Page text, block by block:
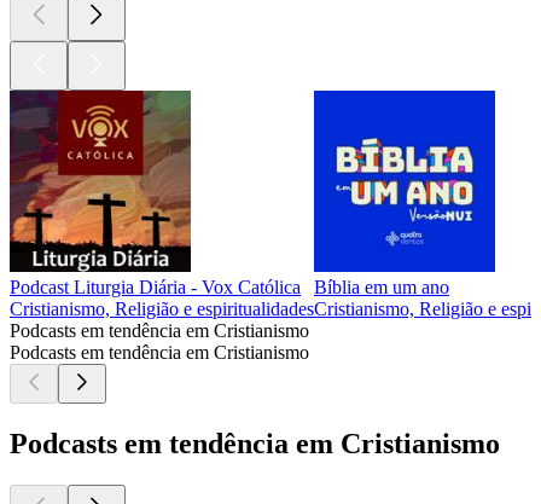
Podcast Liturgia Diária - Vox Católica
Cristianismo, Religião e espiritualidades
Bíblia em um ano
Cristianismo, Religião e
Podcasts em tendência em Cristianismo
Podcasts em tendência em Cristianismo
Podcasts em tendência em Cristianismo